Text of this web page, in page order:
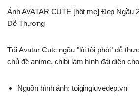
Ảnh AVATAR CUTE [hột me] Đẹp Ngầu
Dễ Thương
Tải Avatar Cute ngầu "lòi tòi phòi" dễ
chủ đề anime, chibi làm hình đại diện
Nguồn hình ảnh: toigingiuvedep.vn